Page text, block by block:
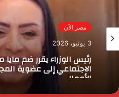
مصر الآن
3 يونيو، 2026
رئيس الوزراء يقرر ضم
الاجتماعي إلى عضوية
الأعمال